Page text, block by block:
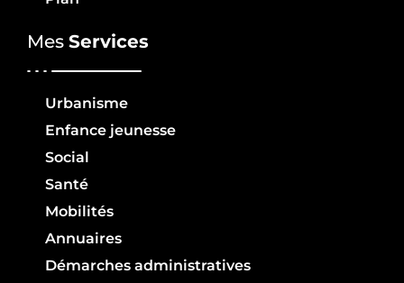
Mes Services
Urbanisme
Enfance jeunesse
Social
Santé
Mobilités
Annuaires
Démarches administratives